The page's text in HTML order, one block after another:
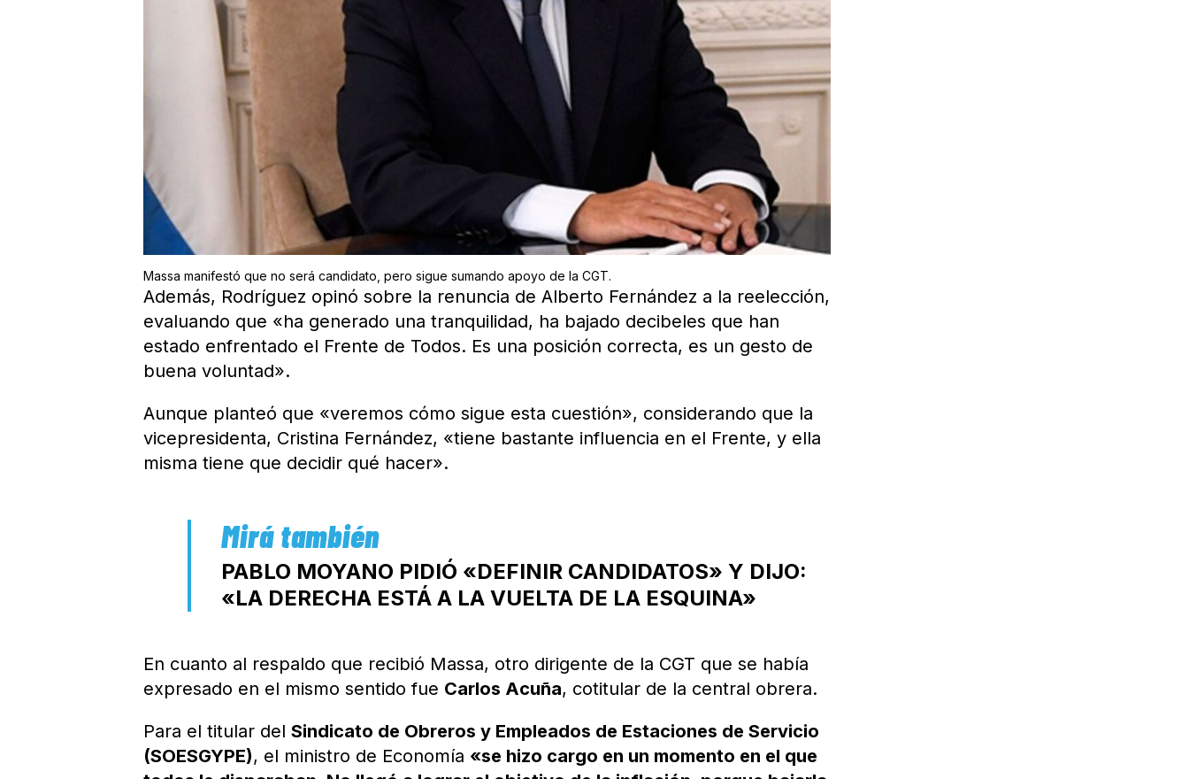
Massa manifestó que no será candidato, pero sigue sumando apoyo de la CGT.
Además, Rodríguez opinó sobre la renuncia de Alberto Fernández a la reelección,
evaluando que «ha generado una tranquilidad, ha bajado decibeles que han
estado enfrentado el Frente de Todos. Es una posición correcta, es un gesto de
buena voluntad».
Aunque planteó que «veremos cómo sigue esta cuestión», considerando que la
vicepresidenta, Cristina Fernández, «tiene bastante influencia en el Frente, y ella
misma tiene que decidir qué hacer».
PABLO MOYANO PIDIÓ «DEFINIR CANDIDATOS» Y DIJO:
«LA DERECHA ESTÁ A LA VUELTA DE LA ESQUINA»
En cuanto al respaldo que recibió Massa, otro dirigente de la CGT que se había
expresado en el mismo sentido fue Carlos Acuña, cotitular de la central obrera.
Para el titular delSindicato de Obreros y Empleados de Estaciones de Servicio
(SOESGYPE), el ministro de Economía «se hizo cargo en un momento en el que